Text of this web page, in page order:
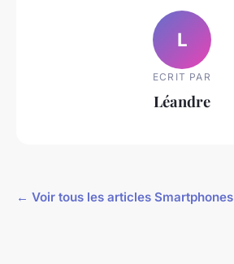
L
ECRIT PAR
Léandre
← Voir tous les articles Smartphones